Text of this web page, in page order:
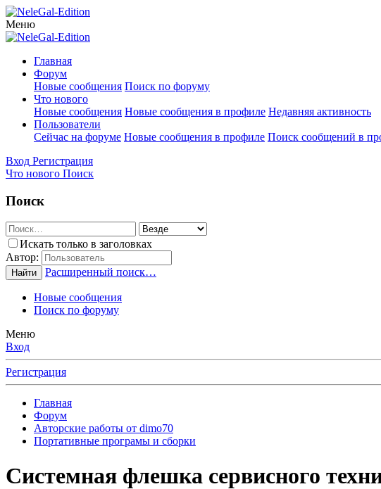
Меню
Главная
Форум
Новые сообщения Поиск по форуму
Что нового
Новые сообщения Новые сообщения в профиле Недавняя активность
Пользователи
Сейчас на форуме Новые сообщения в профиле Поиск сообщений в
Вход Регистрация
Что нового Поиск
Поиск
Искать только в заголовках
Автор:
Найти Расширенный поиск…
Новые сообщения
Поиск по форуму
Меню
Вход
Регистрация
Главная
Форум
Авторские работы от dimo70
Портативные програмы и сборки
Системная флешка сервисного